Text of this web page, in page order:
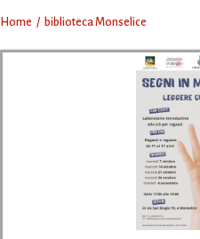
Home biblioteca Monselice